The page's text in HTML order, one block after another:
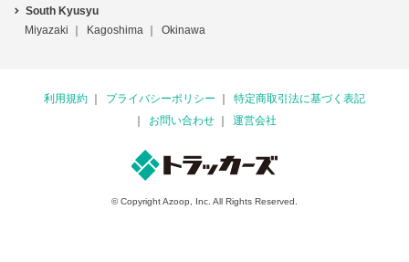
South Kyusyu
Miyazaki
Kagoshima Okinawa
利用規約 プライバシーポリシー
特定商取引法に基づく表記
お問い合わせ
運営会社
© Copyright Azoop, Inc. All Rights Reserved.